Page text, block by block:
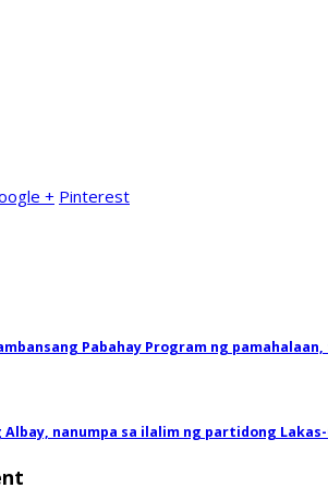
+ Pinterest
Pabahay Program ng
nanumpa sa ilalim ng partidong Lakas-